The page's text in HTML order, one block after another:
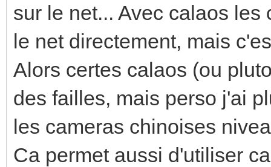
sur le net... Avec calaos
le net directement, mais
Alors certes calaos (ou
des failles, mais perso j'ai
les cameras chinoises
Ca permet aussi d'utiliser